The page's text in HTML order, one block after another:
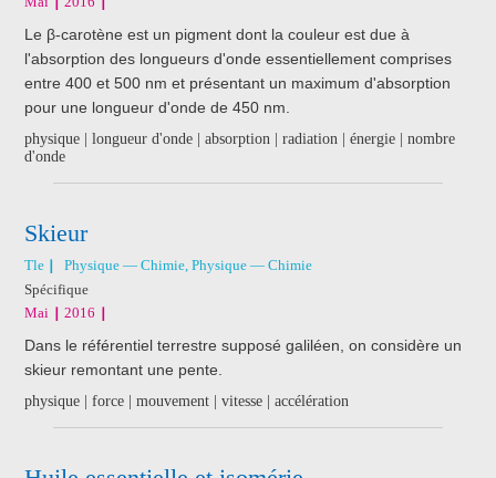
Le β-carotène est un pigment dont la couleur est due à
l'absorption des longueurs d'onde essentiellement comprises
entre 400 et 500 nm et présentant un maximum d'absorption
pour une longueur d'onde de 450 nm.
physique | longueur d'onde | absorption | radiation | énergie | nombre
d'onde
Skieur
Tle
Physique — Chimie, Physique — Chimie
Spécifique
Mai
2016
Dans le référentiel terrestre supposé galiléen, on considère un
skieur remontant une pente.
physique | force | mouvement | vitesse | accélération